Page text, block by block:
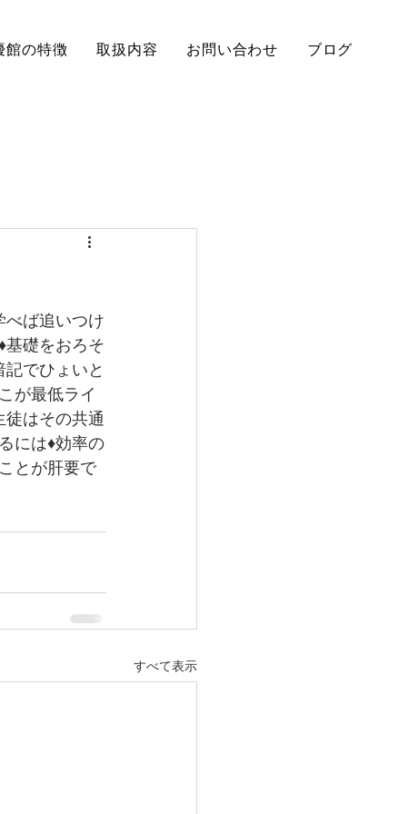
館の特徴 取扱内容 お問い合わせ ブログ
べば追いつけ
基礎をおろそ
でひょいと
が最低ライ
徒はその共通
には♦効率の
とが肝要で
すべて表示